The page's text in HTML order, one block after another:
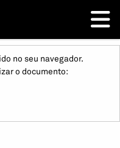
no seu navegador.
o documento: